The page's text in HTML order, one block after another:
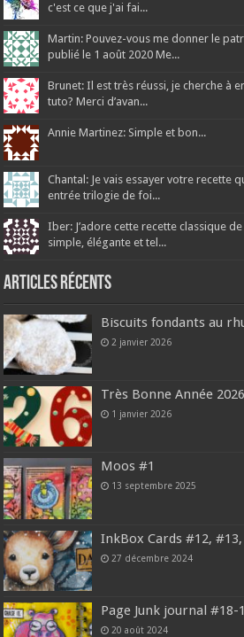
c'est ce que j'ai fai...
Martin: Pouvez-vous me donner le
publié le 1 août 2020 Me...
Brunet: Il est très réussi, je cherche à
tuto? Merci d’avan...
Annie Martinez: Simple et bon...
Chantal: Je vais essayer votre recette
entrée trilogie de foi...
Iber: J’adore cette recette classique
simple, élégante et tel...
Articles récents
Biscuits fondants au
2 janvier 2026
Très Bonne Année 2026
1 janvier 2026
Moos #1
13 septembre 2025
InkBox Cards #12,
27 décembre 2024
Page Junk journal #18-1
20 août 2024